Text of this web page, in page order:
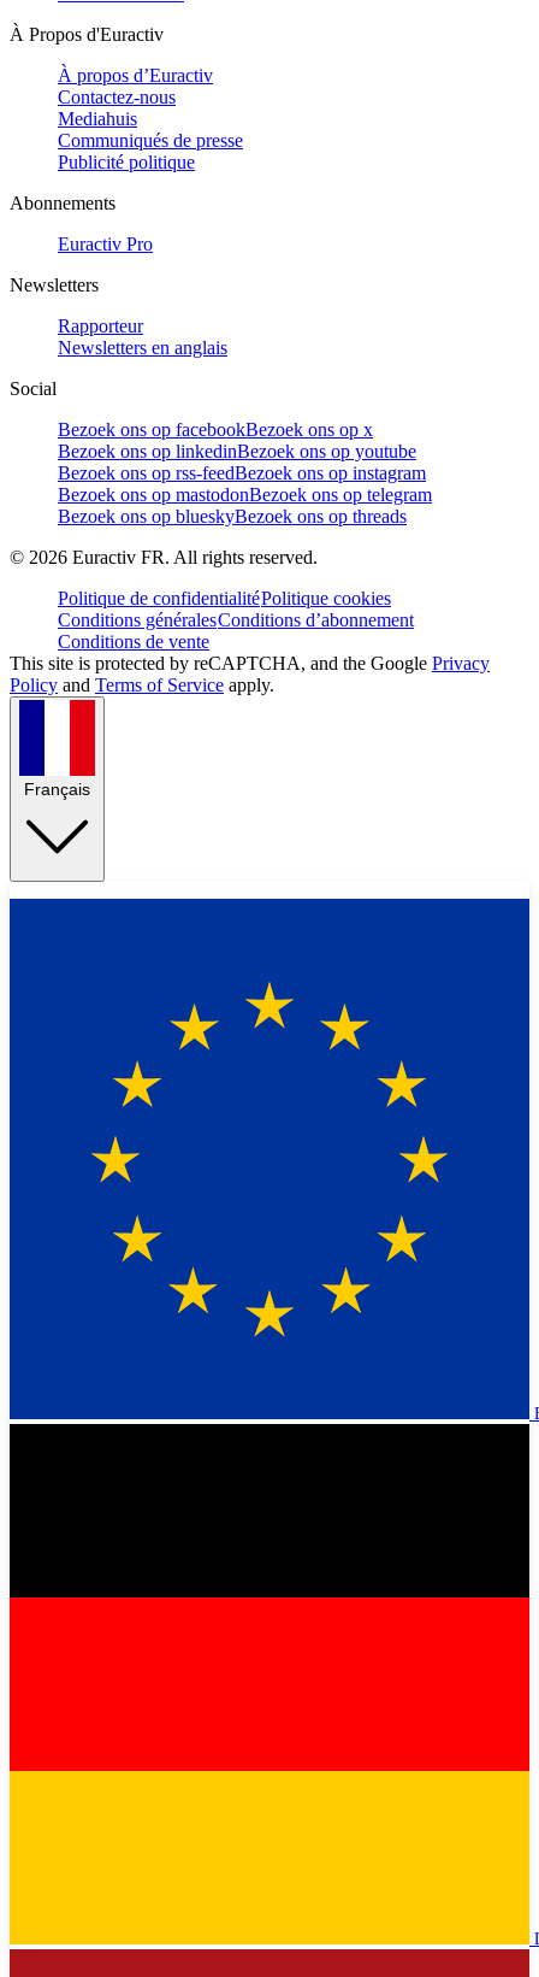
À Propos d'Euractiv
À propos d’Euractiv
Contactez-nous
Mediahuis
Communiqués de presse
Publicité politique
Abonnements
Euractiv Pro
Newsletters
Rapporteur
Newsletters en anglais
Social
Bezoek ons op facebookBezoek ons op x
Bezoek ons op linkedinBezoek ons op youtube
Bezoek ons op rss-feedBezoek ons op instagram
Bezoek ons op mastodonBezoek ons op telegram
Bezoek ons op blueskyBezoek ons op threads
© 2026 Euractiv FR. All rights reserved.
Politique de confidentialitéPolitique cookies
Conditions généralesConditions d’abonnement
Conditions de vente
This site is protected by reCAPTCHA, and the Google Privacy
Policy and Terms of Service apply.
Français